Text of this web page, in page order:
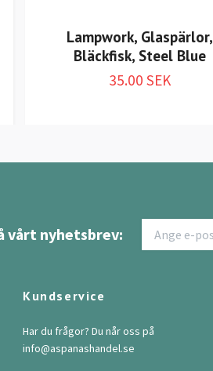
Lampwork, Glaspärlor,
Bläckfisk, Steel Blue
35.00 SEK
vårt nyhetsbrev:
Kundservice
Har du frågor? Du når oss på
info@aspanashandel.se